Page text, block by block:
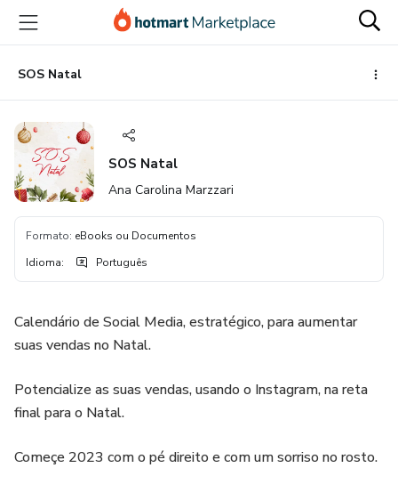
para
conteúdo
principal
para
pagamento
para
rodapé
SOS Natal
SOS Natal
Ana Carolina Marzzari
Formato: eBooks ou Documentos
Idioma: Português
Calendário de Social Media, estratégico, para aumentar
suas vendas no Natal.
Potencialize as suas vendas, usando o Instagram, na reta
final para o Natal.
Começe 2023 com o pé direito e com um sorriso no rosto.